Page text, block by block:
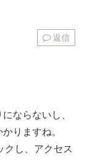
返信
ならないし、
りますね。
クし、アクセス